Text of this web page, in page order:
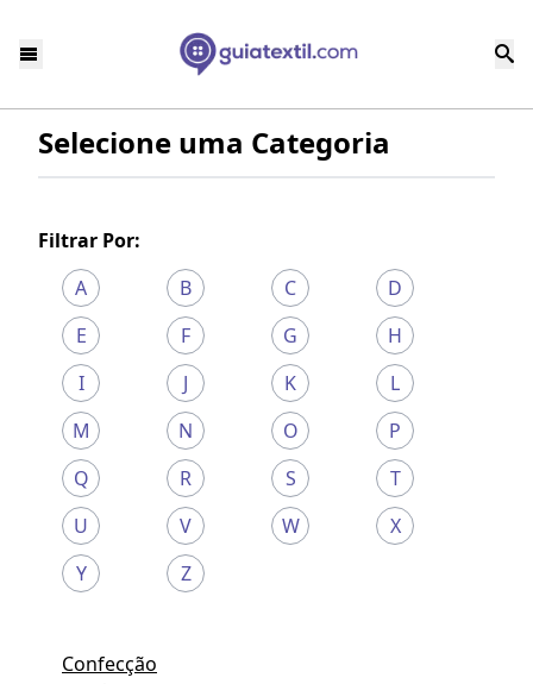
Selecione uma Categoria
Filtrar Por:
A
B C
D
E
F G
H
I
J K
L
M
N O
P
Q
R S
T
U
V W
X
Y
Z
Confecção